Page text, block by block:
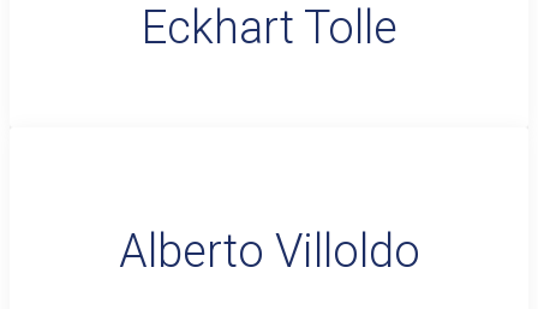
Eckhart Tolle
Alberto Villoldo